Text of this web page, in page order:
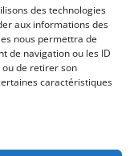
des technologies
aux informations des
nous permettra de
de navigation ou les ID
ou de retirer son
caractéristiques